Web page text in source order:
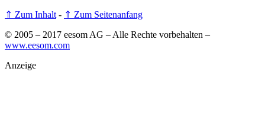
⇑ Zum Inhalt - ⇑ Zum Seitenanfang
© 2005 – 2017 eesom AG – Alle Rechte vorbehalten –
www.eesom.com
Anzeige